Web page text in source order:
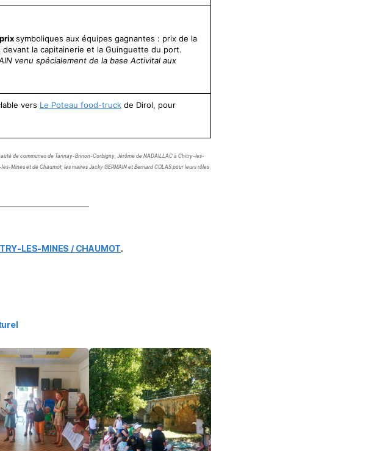
symboliques aux équipes gagnantes : prix de la
devant la capitainerie et la Guinguette du port.
venu spécialement de la base Activital aux
vers Le Poteau food-truckde Dirol, pour
de communes de Tannay-Brinon-Corbigny, Jérôme de NADAILLAC à Chitry-les-
Mines et de Chaumot, les maires Jacky GERMAIN et Bernard COLAS pour leurs rôles
LES-MINES / CHAUMOT.